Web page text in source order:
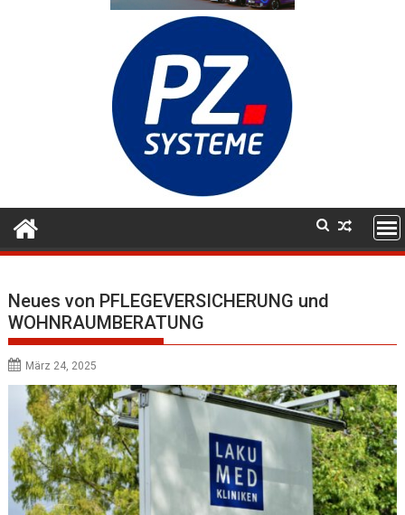
Neues von PFLEGEVERSICHERUNG und
WOHNRAUMBERATUNG
März 24, 2025